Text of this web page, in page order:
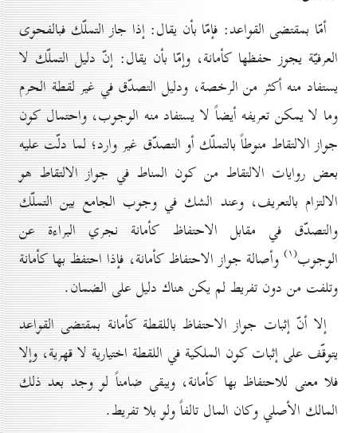
أمّا بمقتضى القواعد: فإمّا بأن يقال: إذا جاز التملّك فبالفحوى
العرفيّة يجوز حفظها كأمانة، وإمّا بأن يقال: إنّ دليل التملّك لا
يستفاد منه أكثر من الرخصة، ودليل التصدّق في غير لقطة الحرم
وما لا يمكن تعريفه أيضاً لا يستفاد منه الوجوب، واحتمال كون
جواز الالتقاط منوطاً بالتملّك أو التصدّق غير وارد؛ لما دلّت عليه
بعض روايات الالتقاط من كون المناط في جواز الالتقاط هو
الالتزام بالتعريف، وعند الشك في وجوب الجامع بين التملّك
والتصدّق في مقابل الاحتفاظ كأمانة نجري البراءة عن
الوجوب(۱)
وأصالة جواز الاحتفاظ كأمانة، فإذا احتفظ بها كأمانة
وتلفت من دون تفريط لم يكن هناك دليل على الضمان.
إلا أنّ إثبات جواز الاحتفاظ باللقطة كأمانة بمقتضى القواعد
يتوقّف على إثبات كون الملكية في اللقطة اختيارية لا قهرية، وإلا
فلا معنى للاحتفاظ بها كأمانة، ويبقى ضامناً لو وجد بعد ذلك
المالك الأصلي وكان المال تالفاً ولو بلا تفريط.